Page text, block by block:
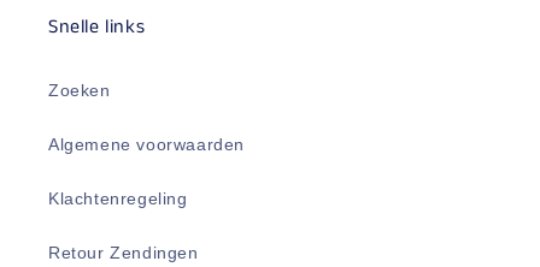
Snelle links
Zoeken
Algemene voorwaarden
Klachtenregeling
Retour Zendingen